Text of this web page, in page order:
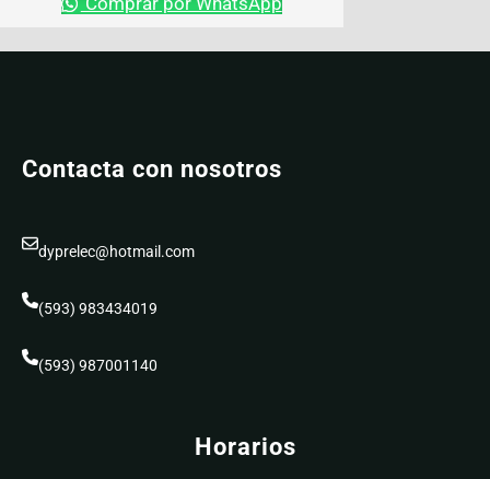
Contacta con nosotros
dyprelec@hotmail.com
(593) 983434019
(593) 987001140
Horarios